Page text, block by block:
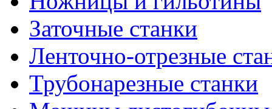
Заточные станки
Ленточно-отрезные
Трубонарезные станки